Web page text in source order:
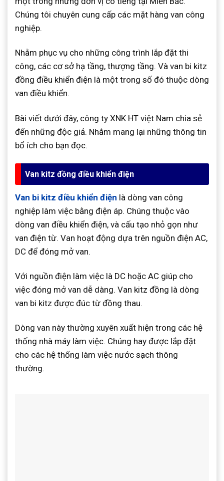
Chúng tôi chuyên cung cấp các mặt hàng van công
nghiệp.
Nhằm phục vụ cho những công trình lắp đặt thi
công, các cơ sở hạ tầng, thượng tầng. Và van bi kitz
đồng điều khiển điện là một trong số đó thuộc dòng
van điều khiển.
Bài viết dưới đây, công ty XNK HT việt Nam chia sẻ
đến những độc giả. Nhằm mang lại những thông tin
bổ ích cho bạn đọc.
Van kitz đồng điều khiển điện
Van bi kitz điều khiển điện là dòng van công
nghiệp làm việc bằng điện áp. Chúng thuộc vào
dòng van điều khiển điện, và cấu tạo nhỏ gọn như
van điện từ. Van hoạt động dựa trên nguồn điện AC,
DC để đóng mở van.
Với nguồn điện làm việc là DC hoặc AC giúp cho
việc đóng mở van dễ dàng. Van kitz đồng là dòng
van bi kitz được đúc từ đồng thau.
Dòng van này thường xuyên xuất hiện trong các hệ
thống nhà máy làm việc. Chúng hay được lắp đặt
cho các hệ thống làm việc nước sạch thông
thường.